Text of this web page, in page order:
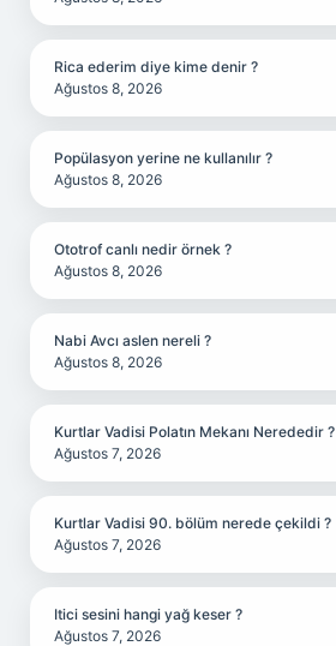
Rica ederim diye kime denir ?
Ağustos 8, 2026
Popülasyon yerine ne kullanılır ?
Ağustos 8, 2026
Ototrof canlı nedir örnek ?
Ağustos 8, 2026
Nabi Avcı aslen nereli ?
Ağustos 8, 2026
Kurtlar Vadisi Polatın Mekanı Nerededir ?
Ağustos 7, 2026
Kurtlar Vadisi 90. bölüm nerede çekildi ?
Ağustos 7, 2026
Itici sesini hangi yağ keser ?
Ağustos 7, 2026